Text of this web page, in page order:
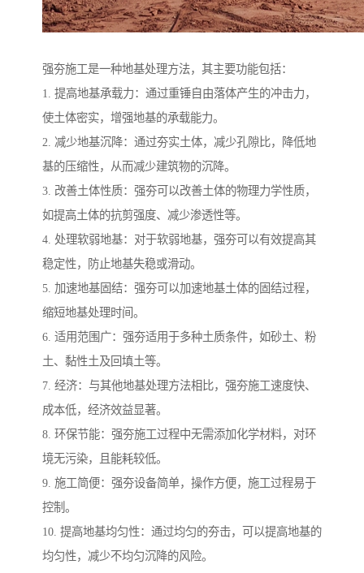
强夯施工是一种地基处理方法，其主要功能包括：
1. 提高地基承载力：通过重锤自由落体产生的冲击力，
使土体密实，增强地基的承载能力。
2. 减少地基沉降：通过夯实土体，减少孔隙比，降低地
基的压缩性，从而减少建筑物的沉降。
3. 改善土体性质：强夯可以改善土体的物理力学性质，
如提高土体的抗剪强度、减少渗透性等。
4. 处理软弱地基：对于软弱地基，强夯可以有效提高其
稳定性，防止地基失稳或滑动。
5. 加速地基固结：强夯可以加速地基土体的固结过程，
缩短地基处理时间。
6. 适用范围广：强夯适用于多种土质条件，如砂土、粉
土、黏性土及回填土等。
7. 经济：与其他地基处理方法相比，强夯施工速度快、
成本低，经济效益显著。
8. 环保节能：强夯施工过程中无需添加化学材料，对环
境无污染，且能耗较低。
9. 施工简便：强夯设备简单，操作方便，施工过程易于
控制。
10. 提高地基均匀性：通过均匀的夯击，可以提高地基的
均匀性，减少不均匀沉降的风险。